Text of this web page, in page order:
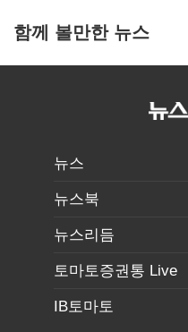
함께 볼만한 뉴스
뉴스
뉴스북
뉴스리듬
토마토증권통 Live
IB토마토